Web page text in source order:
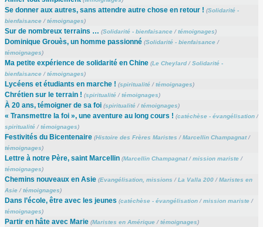
Se donner aux autres, sans attendre autre chose en retour ! (Solidarité -
bienfaisance/témoignages)
Sur de nombreux terrains … (Solidarité - bienfaisance/témoignages)
Dominique Grouès, un homme passionné (Solidarité - bienfaisance/
témoignages)
Ma petite expérience de solidarité en Chine (Le Cheylard/Solidarité -
bienfaisance/témoignages)
Lycéens et étudiants en marche ! (spiritualité/témoignages)
Chrétien sur le terrain ! (spiritualité/témoignages)
À 20 ans, témoigner de sa foi (spiritualité/témoignages)
« Transmettre la foi », une aventure au long cours ! (catéchèse - évangélisation/
spiritualité/témoignages)
Festivités du Bicentenaire (Histoire des Frères Maristes /Marcellin Champagnat/
témoignages)
Lettre à notre Père, saint Marcellin (Marcellin Champagnat/mission mariste/
témoignages)
Chemins nouveaux en Asie (Evangélisation, missions /La Valla 200/Maristes en
Asie/témoignages)
Dans l’école, être avec les jeunes (catéchèse - évangélisation/mission mariste/
témoignages)
Partir en hâte avec Marie (Maristes en Amérique/témoignages)